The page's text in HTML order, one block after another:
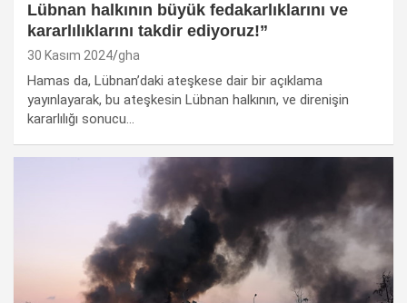
Lübnan halkının büyük fedakarlıklarını ve
kararlılıklarını takdir ediyoruz!”
30 Kasım 2024 gha
Hamas da, Lübnan’daki ateşkese dair bir açıklama
yayınlayarak, bu ateşkesin Lübnan halkının, ve direnişin
kararlılığı sonucu…